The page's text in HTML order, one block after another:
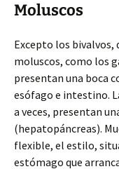
Moluscos
Excepto los bivalvos,
moluscos, como los
presentan una boca
esófago e intestino.
a veces, presentan
(hepatopáncreas).
flexible, el estilo,
estómago que